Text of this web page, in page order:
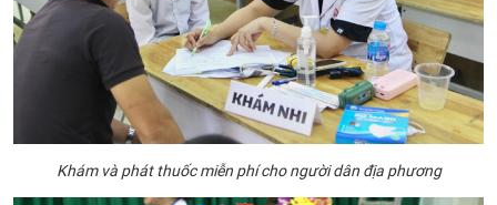
Khám và phát thuốc miễn phí cho người dân địa phương